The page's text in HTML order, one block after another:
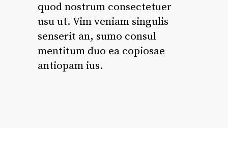
quod nostrum consectetuer
usu ut. Vim veniam singulis
senserit an, sumo consul
mentitum duo ea copiosae
antiopam ius.